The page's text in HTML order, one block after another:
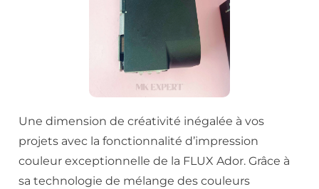
Une dimension de créativité inégalée à vos
projets avec la fonctionnalité d’impression
couleur exceptionnelle de la FLUX Ador. Grâce à
sa technologie de mélange des couleurs